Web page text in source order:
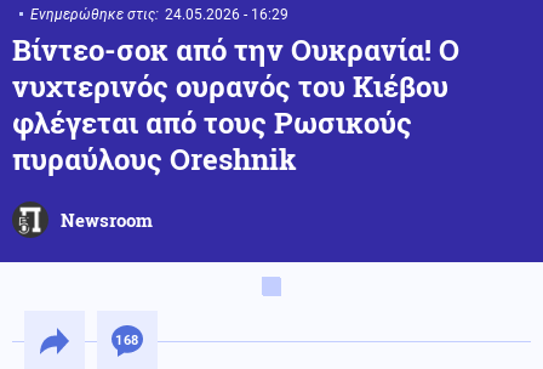
Ενημερώθηκε στις: 24.05.2026 - 16:29
Βίντεο-σοκ από την Ουκρανία! Ο
νυχτερινός ουρανός του Κιέβου
φλέγεται από τους Ρωσικούς
πυραύλους Oreshnik
Newsroom
168